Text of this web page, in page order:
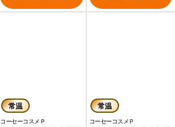
常温
コーセーコスメＰ
常温
コーセーコスメＰ